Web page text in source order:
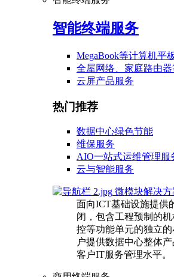
智能终端服务
MegaBook等计算机平
全屋网络、家庭路由
云屏产品服务
热门推荐
数据中心绿色节能
维保服务
AIO一站式运维管理服
云与智能服务
微模块解决方
面向ICT基础设施提供
闭，包含工程预制的
控等功能单元的独立
户提供数据中心整体
客户IT服务管理水平。